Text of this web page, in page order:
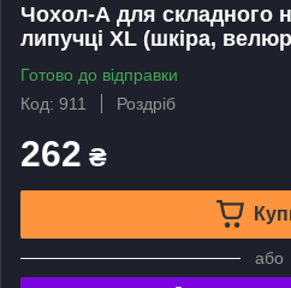
Чохол-А для складного
липучці XL (шкіра,
Готово до відправки
Код: 911
Роздріб
262 ₴
або